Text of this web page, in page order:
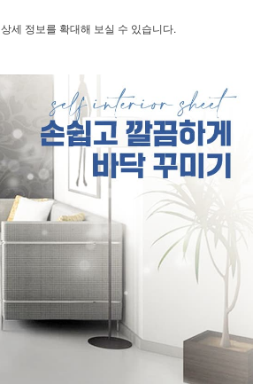
상세 정보를 확대해 보실 수 있습니다.